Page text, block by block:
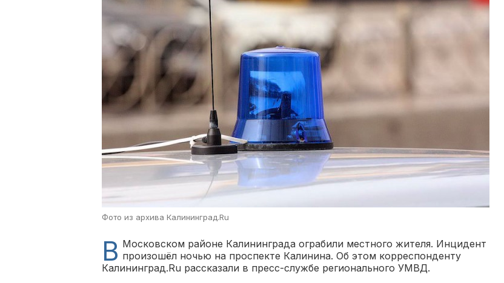
Фото из архива Калининград.Ru
В Московском районе Калининграда ограбили местного жителя. Инцидент
произошёл ночью на проспекте Калинина. Об этом корреспонденту
Калининград.Ru рассказали в пресс-службе регионального УМВД.